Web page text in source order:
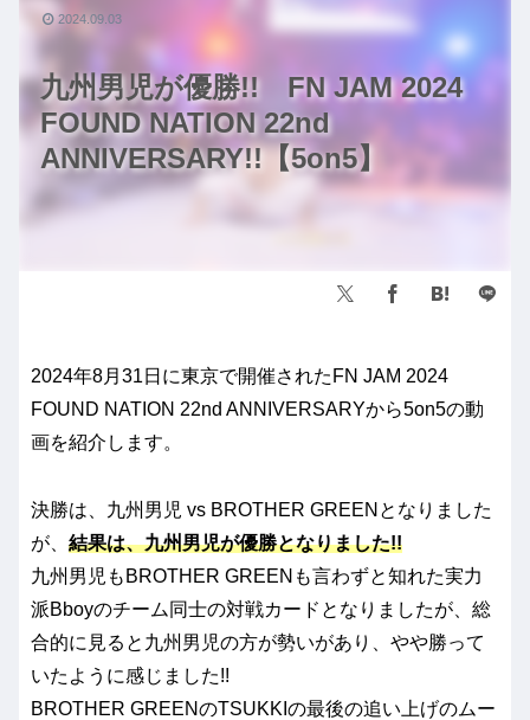
九州男児が優勝!! FN JAM 2024
FOUND NATION 22nd
ANNIVERSARY!!【5on5】
2024.09.03
2024年8月31日に東京で開催されたFN JAM 2024
FOUND NATION 22nd ANNIVERSARYから5on5の動
画を紹介します。
決勝は、九州男児 vs BROTHER GREENとなりました
が、 結果は、九州男児が優勝となりました!!
九州男児もBROTHER GREENも言わずと知れた実力
派Bboyのチーム同士の対戦カードとなりましたが、総
合的に見ると九州男児の方が勢いがあり、やや勝って
いたように感じました!!
BROTHER GREENのTSUKKIの最後の追い上げのムー